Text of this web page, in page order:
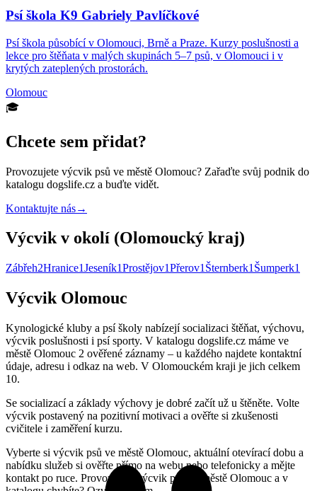
Psí škola K9 Gabriely Pavlíčkové
Psí škola působící v Olomouci, Brně a Praze. Kurzy poslušnosti a
lekce pro štěňata v malých skupinách 5–7 psů, v Olomouci i v
krytých zateplených prostorách.
Olomouc
🎓
Chcete sem přidat?
Provozujete výcvik psů ve městě Olomouc? Zařaďte svůj podnik do
katalogu dogslife.cz a buďte vidět.
Kontaktujte nás→
Výcvik v okolí (Olomoucký kraj)
Zábřeh2Hranice1Jeseník1Prostějov1Přerov1 Šternberk1 Šumperk1
Výcvik Olomouc
Kynologické kluby a psí školy nabízejí socializaci štěňat, výchovu,
výcvik poslušnosti i psí sporty. V katalogu dogslife.cz máme ve
městě Olomouc 2 ověřené záznamy – u každého najdete kontaktní
údaje, adresu i odkaz na web. V Olomouckém kraji je jich celkem
10.
Se socializací a základy výchovy je dobré začít už u štěněte. Volte
výcvik postavený na pozitivní motivaci a ověřte si zkušenosti
cvičitele i zaměření kurzu.
Vyberte si výcvik psů ve městě Olomouc, aktuální otevírací dobu a
nabídku služeb si ověřte přímo na webu nebo telefonicky a mějte
kontakt po ruce. Provozujete výcvik psů ve městě Olomouc a v